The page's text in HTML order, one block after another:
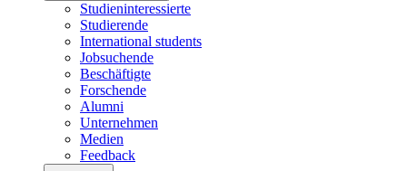
Studieninteressierte
Studierende
International students
Jobsuchende
Beschäftigte
Forschende
Alumni
Unternehmen
Medien
Feedback